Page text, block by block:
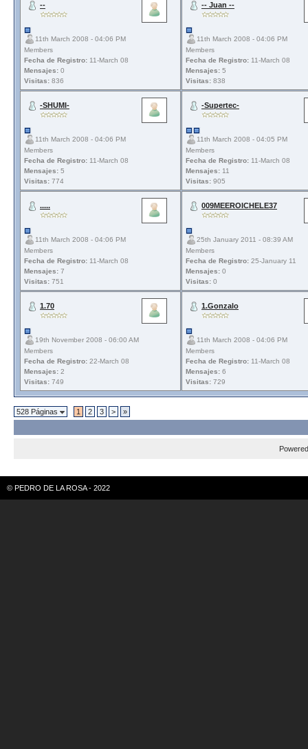
--
11th March 2008 - 04:06 PM
Members
Fecha de Registro: 11-March 08
Mensajes: 0
Visitas: 836
-- Juan --
11th March 2008 - 04:06 PM
Members
Fecha de Registro: 11-March 08
Mensajes: 5
Visitas: 838
-SHUMI-
11th March 2008 - 04:06 PM
Members
Fecha de Registro: 11-March 08
Mensajes: 5
Visitas: 774
-Supertec-
11th March 2008 - 04:05 PM
Members
Fecha de Registro: 11-March 08
Mensajes: 11
Visitas: 905
.....
11th March 2008 - 04:06 PM
Members
Fecha de Registro: 11-March 08
Mensajes: 7
Visitas: 751
009MEEROICHELE37
25th January 2011 - 08:39 AM
Members
Fecha de Registro: 25-January 11
Mensajes: 0
Visitas: 0
1.70
19th November 2008 - 06:00 AM
Members
Fecha de Registro: 22-March 08
Mensajes: 2
Visitas: 749
1.Gonzalo
11th March 2008 - 04:06 PM
Members
Fecha de Registro: 11-March 08
Mensajes: 6
Visitas: 729
528 Páginas 1 2 3 > »
© PEDRO DE LA ROSA - 2022